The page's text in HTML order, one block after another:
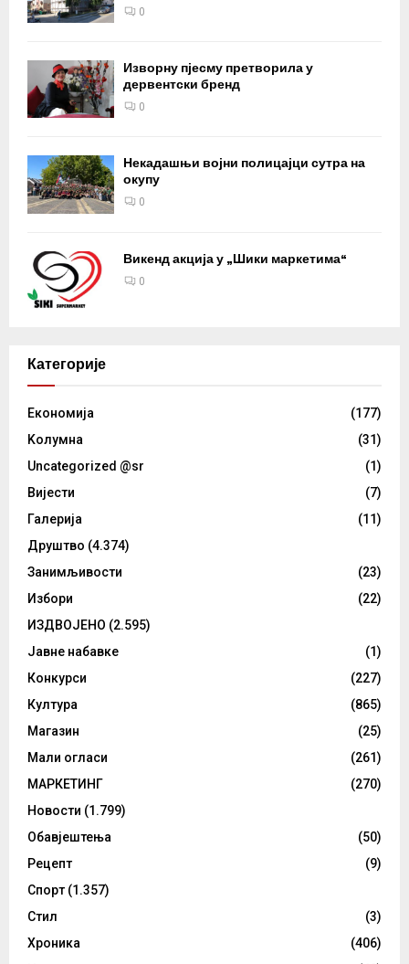
0
Изворну пјесму претворила у
дервентски бренд
0
Некадашњи војни полицајци сутра на
окупу
0
Викенд акција у „Шики маркетима“
0
Категорије
Eкономија
(177)
Kолумнa
(31)
Uncategorized @sr
(1)
Вијести
(7)
Галерија
(11)
Друштво (4.374)
Занимљивости
(23)
Избори
(22)
ИЗДВОЈЕНО (2.595)
Јавне набавке
(1)
Конкурси
(227)
Култура
(865)
Магазин
(25)
Мали огласи
(261)
МАРКЕТИНГ
(270)
Новости (1.799)
Обавјештења
(50)
Рецепт
(9)
Спорт (1.357)
Стил
(3)
Хроника
(406)